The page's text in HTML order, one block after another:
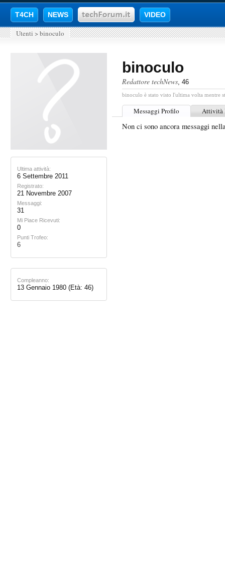
T4CH NEWS VIDEO
Utenti > binoculo
Ultima attività:
6 Settembre 2011
Registrato:
21 Novembre 2007
Messaggi:
31
Mi Piace Ricevuti:
0
Punti Trofeo:
6
Compleanno:
13 Gennaio 1980 (Età: 46)
binoculo
Redattore techNews, 46
binoculo è stato visto l'ultima volta mentre
Messaggi Profilo Attività
Non ci sono ancora messaggi